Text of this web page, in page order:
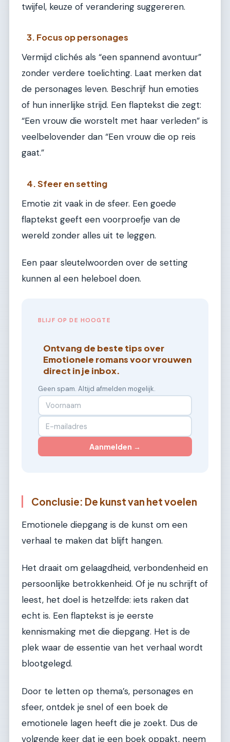
twijfel, keuze of verandering suggereren.
3. Focus op personages
Vermijd clichés als “een spannend avontuur”
zonder verdere toelichting. Laat merken dat
de personages leven. Beschrijf hun emoties
of hun innerlijke strijd. Een flaptekst die zegt:
“Een vrouw die worstelt met haar verleden” is
veelbelovender dan “Een vrouw die op reis
gaat.”
4. Sfeer en setting
Emotie zit vaak in de sfeer. Een goede
flaptekst geeft een voorproefje van de
wereld zonder alles uit te leggen.
Een paar sleutelwoorden over de setting
kunnen al een heleboel doen.
BLIJF OP DE HOOGTE
Ontvang de beste tips over
Emotionele romans voor vrouwen
direct in je inbox.
Geen spam. Altijd afmelden mogelijk.
Aanmelden →
Conclusie: De kunst van het voelen
Emotionele diepgang is de kunst om een
verhaal te maken dat blijft hangen.
Het draait om gelaagdheid, verbondenheid en
persoonlijke betrokkenheid. Of je nu schrijft of
leest, het doel is hetzelfde: iets raken dat
echt is. Een flaptekst is je eerste
kennismaking met die diepgang. Het is de
plek waar de essentie van het verhaal wordt
blootgelegd.
Door te letten op thema’s, personages en
sfeer, ontdek je snel of een boek de
emotionele lagen heeft die je zoekt. Dus de
volgende keer dat je een boek oppakt, neem